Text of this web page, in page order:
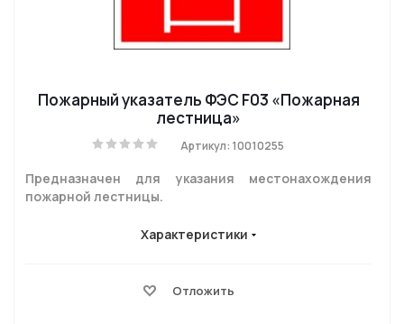
Пожарный указатель ФЭС F03 «Пожарная
лестница»
Артикул: 10010255
Предназначен для указания местонахождения
пожарной лестницы.
Характеристики
Отложить